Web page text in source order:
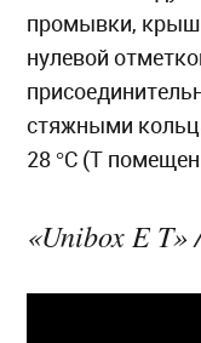
промывки,
нулевой
стяжными
28 °C (T
«Unibox E